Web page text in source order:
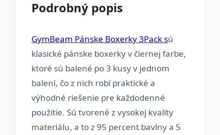
Podrobný popis
GymBeam Pánske Boxerky 3Pack sú
klasické pánske boxerky v čiernej farbe,
ktoré sú balené po 3 kusy v jednom
balení, čo z nich robí praktické a
výhodné riešenie pre každodenné
použitie. Sú tvorené z vysokej kvality
materiálu, a to z 95 percent bavlny a 5